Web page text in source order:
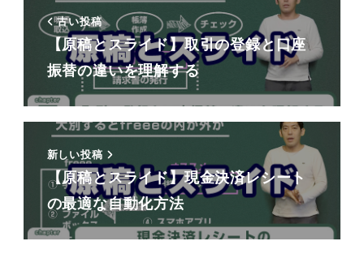
古い投稿
【原稿とスライド】取引の登録と口座
振替の違いを理解する
新しい投稿
【原稿とスライド】現金決済レシート
の最適な自動化方法